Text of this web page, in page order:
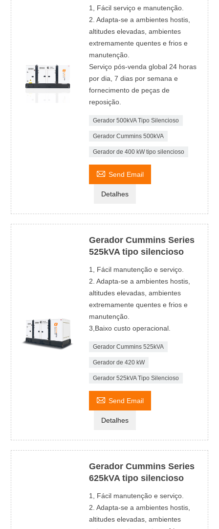
1, Fácil serviço e manutenção.
2. Adapta-se a ambientes hostis,
altitudes elevadas, ambientes
extremamente quentes e frios e
manutenção.
Serviço pós-venda global 24 horas
por dia, 7 dias por semana e
fornecimento de peças de
reposição.
Gerador 500kVA Tipo Silencioso
Gerador Cummins 500kVA
Gerador de 400 kW tipo silencioso
 Send Email
Detalhes
Gerador Cummins Series
525kVA tipo silencioso
1, Fácil manutenção e serviço.
2. Adapta-se a ambientes hostis,
altitudes elevadas, ambientes
extremamente quentes e frios e
manutenção.
3,Baixo custo operacional.
Gerador Cummins 525kVA
Gerador de 420 kW
Gerador 525kVA Tipo Silencioso
 Send Email
Detalhes
Gerador Cummins Series
625kVA tipo silencioso
1, Fácil manutenção e serviço.
2. Adapta-se a ambientes hostis,
altitudes elevadas, ambientes